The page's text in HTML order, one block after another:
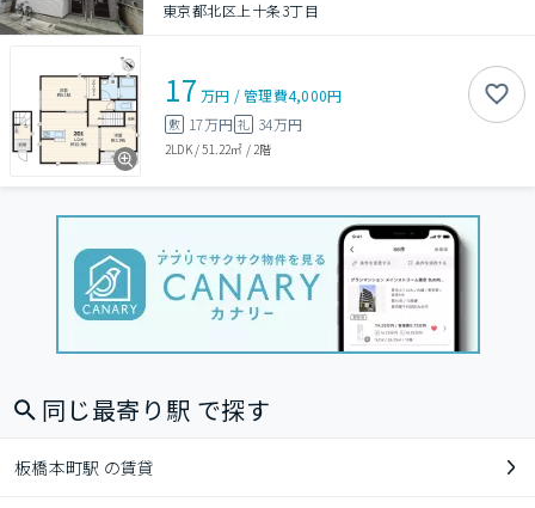
東京都北区上十条3丁目
17 万円 /管理費4,000円
敷 17万円 礼 34万円
2LDK/51.22㎡ / 2階
同じ最寄り駅 で探す
板橋本町駅 の賃貸